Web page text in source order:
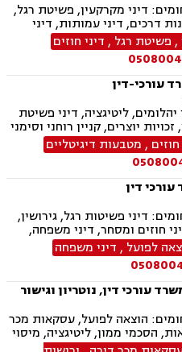
דיני מקרקעין, פשיטת רגל,
דרכים, דיני עמותות, דיני
חדלות פרעון, חוקתי ומנהלי,
וצוואות, ליווי עסקי,
לבניה , נדל"ן, נוטריון,
בינוי, פינוי מושכר, פירוקים
הריסה, צווי מניעה, רשויות
ישראל, תאונות עבודה,
תאונות ספורט, תאונות
ייפוי כוח מתשמך, גישור
, פשיטת רגל , דיני חוזים
עורכי-דין
ליטיגציה, דיני פשיטת
יוצרים, קניין רוחני וסימני
משפחה, הסכמי ממון, הסכמי
הדין הרבני ובבתי המשפט
ועיזבונות, רשלנות
רשויות המס "גילוי מרצון"-
דיגיטליים
חוזים , מטבעות דיגיטליים
דין
דיני פשיטות רגל, גירושין,
חוזים ומסחר, דיני משפחה,
, אפוטרופסות, ליטיגציה, לשון
, נישואים אזרחיים, סדר
ושטרות , פינוי מושכר,
לפועל , דיני משפחה
עורכי דין, נוטריון וגישור
הוצאה לפועל, עסקאות מכר
הסכמי ממון, ליטיגציה, מיסוי
רגל, פינוי מושכר, ייפוי כוח